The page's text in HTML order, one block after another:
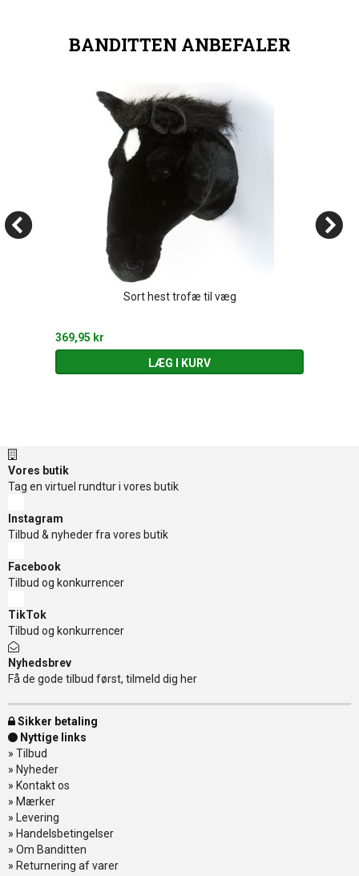
BANDITTEN ANBEFALER
Sort hest trofæ til væg
369,95 kr
LÆG I KURV
Vores butik
Tag en virtuel rundtur i vores butik
Instagram
Tilbud & nyheder fra vores butik
Facebook
Tilbud og konkurrencer
TikTok
Tilbud og konkurrencer
Nyhedsbrev
Få de gode tilbud først, tilmeld dig her
Sikker betaling
Nyttige links
» Tilbud
» Nyheder
» Kontakt os
» Mærker
» Levering
» Handelsbetingelser
» Om Banditten
» Returnering af varer